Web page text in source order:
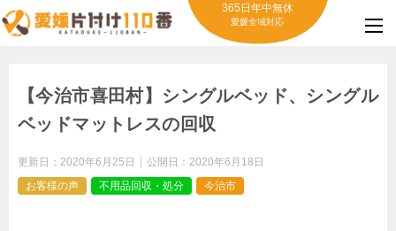
365日年中無休
愛媛全域対応
【今治市喜田村】シングルベッド、シングル
ベッドマットレスの回収
更新日： 2020年6月25日 公開日： 2020年6月18日
お客様の声
不用品回収・処分 今治市